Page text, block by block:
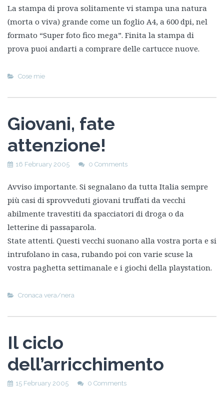
La stampa di prova solitamente vi stampa una natura
(morta o viva) grande come un foglio A4, a 600 dpi, nel
formato “Super foto fico mega”. Finita la stampa di
prova puoi andarti a comprare delle cartucce nuove.
Cose mie
Giovani, fate
attenzione!
16 February 2005 0 Comments
Avviso importante. Si segnalano da tutta Italia sempre
più casi di sprovveduti giovani truffati da vecchi
abilmente travestiti da spacciatori di droga o da
letterine di passaparola.
State attenti. Questi vecchi suonano alla vostra porta e si
intrufolano in casa, rubando poi con varie scuse la
vostra paghetta settimanale e i giochi della playstation.
Cronaca vera/nera
Il ciclo
dell’arricchimento
15 February 2005 0 Comments